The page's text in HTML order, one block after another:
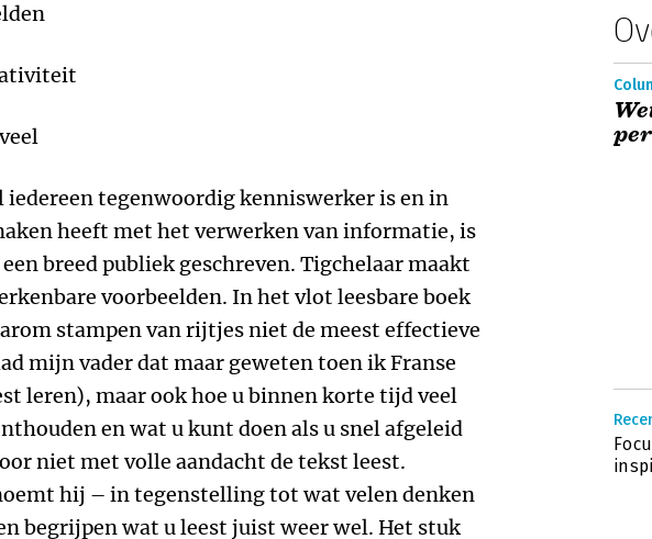
tegenwoordig kenniswerker is en in
heeft met het verwerken van informatie, is
breed publiek geschreven. Tigchelaar maakt
voorbeelden. In het vlot leesbare boek
stampen van rijtjes niet de meest effectieve
mijn vader dat maar geweten toen ik Franse
leren), maar ook hoe u binnen korte tijd veel
en wat u kunt doen als u snel afgeleid
niet met volle aandacht de tekst leest.
hij – in tegenstelling tot wat velen denken
begrijpen wat u leest juist weer wel. Het stuk